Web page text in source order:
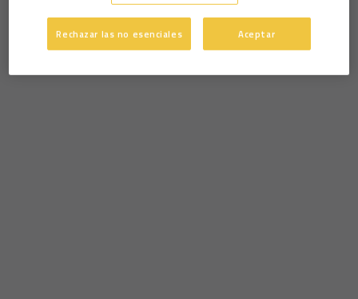
Rechazar las no esenciales Aceptar